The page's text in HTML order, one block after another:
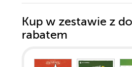
Kup w zestawie z
rabatem